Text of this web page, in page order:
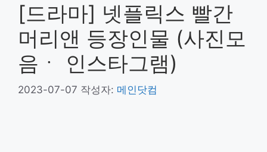
[드라마] 넷플릭스 빨간
머리앤 등장인물 (사진모
음ㆍ 인스타그램)
2023-07-07 작성자: 메인닷컴